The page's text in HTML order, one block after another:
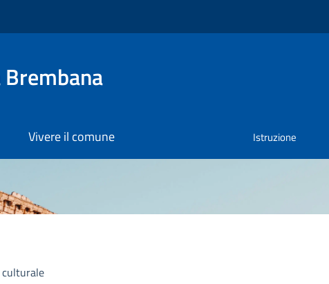
Brembana
Vivere il comune Istruzione